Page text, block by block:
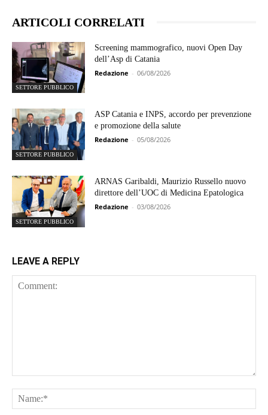
ARTICOLI CORRELATI
SETTORE PUBBLICO
Screening mammografico, nuovi Open Day
dell’Asp di Catania
Redazione - 06/08/2026
SETTORE PUBBLICO
ASP Catania e INPS, accordo per prevenzione
e promozione della salute
Redazione - 05/08/2026
SETTORE PUBBLICO
ARNAS Garibaldi, Maurizio Russello nuovo
direttore dell’UOC di Medicina Epatologica
Redazione - 03/08/2026
LEAVE A REPLY